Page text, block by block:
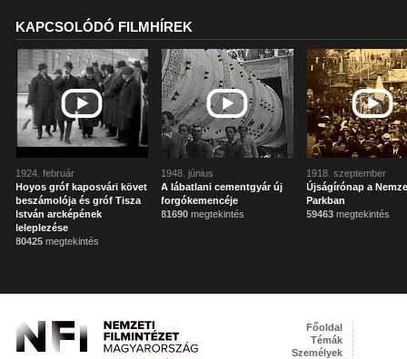
KAPCSOLÓDÓ FILMHÍREK
1924. február
Hoyos gróf kaposvári követ
beszámolója és gróf Tisza
István arcképének
leleplezése
80425 megtekintés
1948. június
A lábatlani cementgyár új
forgókemencéje
81690 megtekintés
1918. szeptember
Újságírónap a
Parkban
59463 megtekintés
Főoldal
Témák
Személyek